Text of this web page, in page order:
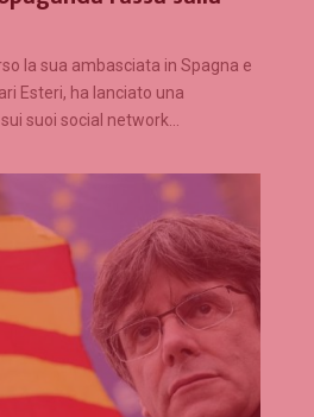
la sua ambasciata in Spagna e
Esteri, ha lanciato una
suoi social network...